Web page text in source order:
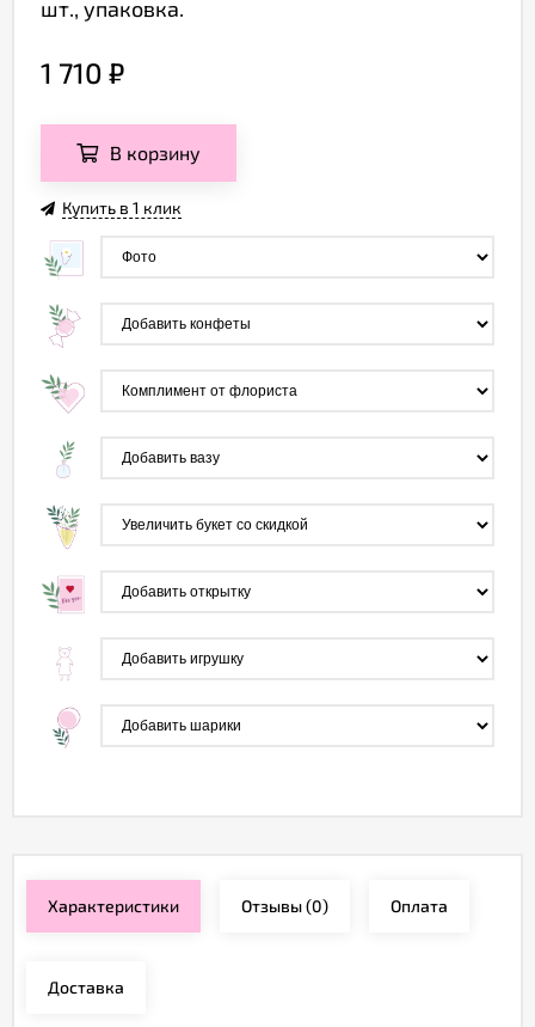
шт., упаковка.
1 710 ₽
В корзину
Купить в 1 клик
Характеристики Отзывы(0) Оплата
Доставка